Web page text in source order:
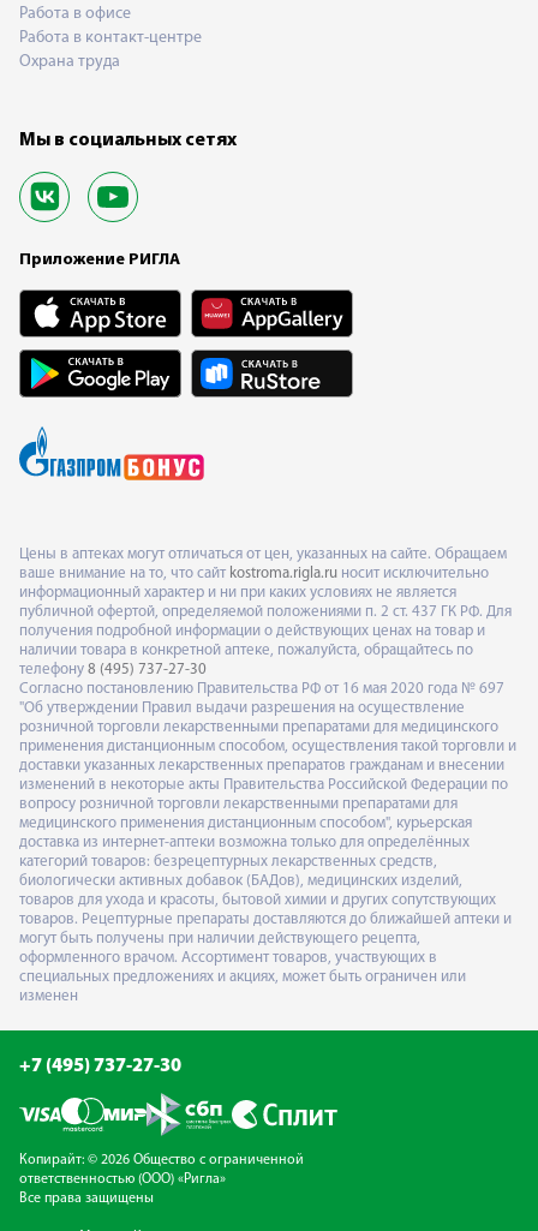
Работа в офисе
Работа в контакт-центре
Охрана труда
Мы в социальных сетях
Приложение РИГЛА
Цены в аптеках могут отличаться от цен, указанных на сайте. Обращаем
ваше внимание на то, что сайт kostroma.rigla.ru носит исключительно
информационный характер и ни при каких условиях не является
публичной офертой, определяемой положениями п. 2 ст. 437 ГК РФ. Для
получения подробной информации о действующих ценах на товар и
наличии товара в конкретной аптеке, пожалуйста, обращайтесь по
телефону 8 (495) 737-27-30
Согласно постановлению Правительства РФ от 16 мая 2020 года № 697
"Об утверждении Правил выдачи разрешения на осуществление
розничной торговли лекарственными препаратами для медицинского
применения дистанционным способом, осуществления такой торговли и
доставки указанных лекарственных препаратов гражданам и внесении
изменений в некоторые акты Правительства Российской Федерации по
вопросу розничной торговли лекарственными препаратами для
медицинского применения дистанционным способом", курьерская
доставка из интернет-аптеки возможна только для определённых
категорий товаров: безрецептурных лекарственных средств,
биологически активных добавок (БАДов), медицинских изделий,
товаров для ухода и красоты, бытовой химии и других сопутствующих
товаров. Рецептурные препараты доставляются до ближайшей аптеки и
могут быть получены при наличии действующего рецепта,
оформленного врачом. Ассортимент товаров, участвующих в
специальных предложениях и акциях, может быть ограничен или
изменен
+7 (495) 737-27-30
Копирайт: © 2026 Общество с ограниченной
ответственностью (ООО) «Ригла»
Все права защищены